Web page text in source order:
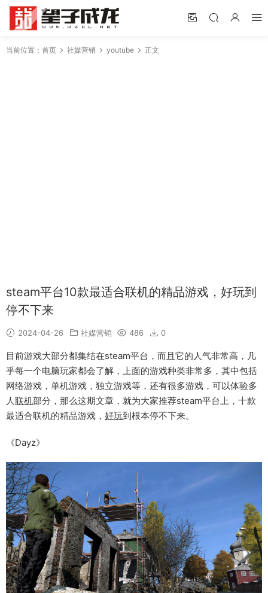
当前位置： 首页 社媒营销 youtube 正文
steam平台10款最适合联机的精品游戏，好玩到
停不下来
2024-04-26 社媒营销 486 0
目前游戏大部分都集结在steam平台，而且它的人气非常高，几
乎每一个电脑玩家都会了解，上面的游戏种类非常多，其中包括
网络游戏，单机游戏，独立游戏等，还有很多游戏，可以体验多
人联机部分，那么这期文章，就为大家推荐steam平台上，十款
最适合联机的精品游戏， 好玩到根本停不下来。
《Dayz》